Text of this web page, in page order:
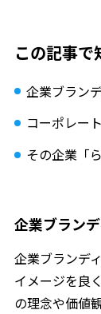
この記事で
企業ブラン
コーポレー
その企業「
企業ブラン
企業ブランデ
イメージを良
の理念や価値